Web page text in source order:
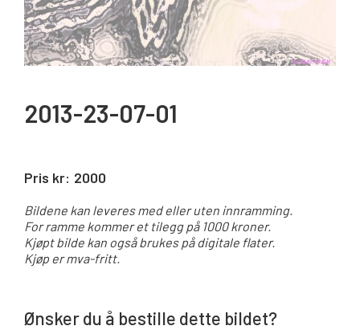
2013-23-07-01
Pris kr: 2000
Bildene kan leveres med eller uten innramming.
For ramme kommer et tilegg på 1000 kroner.
Kjøpt bilde kan også brukes på digitale flater.
Kjøp er mva-fritt.
Ønsker du å bestille dette bildet?